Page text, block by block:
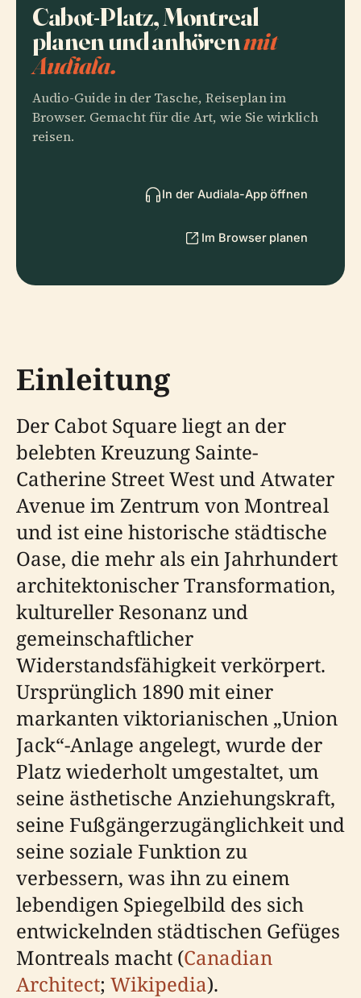
Cabot-Platz, Montreal
planen und anhörenmit
Audiala.
Audio-Guide in der Tasche, Reiseplan im
Browser. Gemacht für die Art, wie Sie wirklich
reisen.
In der Audiala-App öffnen
Im Browser planen
Einleitung
Der Cabot Square liegt an der
belebten Kreuzung Sainte-
Catherine Street West und Atwater
Avenue im Zentrum von Montreal
und ist eine historische städtische
Oase, die mehr als ein Jahrhundert
architektonischer Transformation,
kultureller Resonanz und
gemeinschaftlicher
Widerstandsfähigkeit verkörpert.
Ursprünglich 1890 mit einer
markanten viktorianischen „Union
Jack“-Anlage angelegt, wurde der
Platz wiederholt umgestaltet, um
seine ästhetische Anziehungskraft,
seine Fußgängerzugänglichkeit und
seine soziale Funktion zu
verbessern, was ihn zu einem
lebendigen Spiegelbild des sich
entwickelnden städtischen Gefüges
Montreals macht (Canadian
Architect; Wikipedia).